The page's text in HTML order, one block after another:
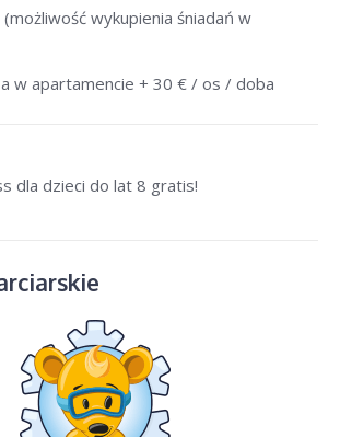
wykupienia śniadań w
w apartamencie + 30 € / os / doba
dla dzieci do lat 8 gratis!